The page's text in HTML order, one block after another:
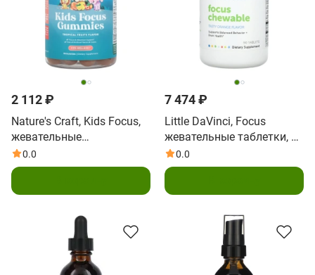
2 112 ₽
Nature's Craft, Kids Focus,
жевательные
мармеладки, с
тропическими фруктами,
0.0
7 474 ₽
Little DaVinci, Focus
жевательные таблетки, со
вкусом апельсина, 90
таблеток
0.0